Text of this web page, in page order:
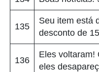
135
Seu item está
desconto de
136
Eles voltaram!
eles